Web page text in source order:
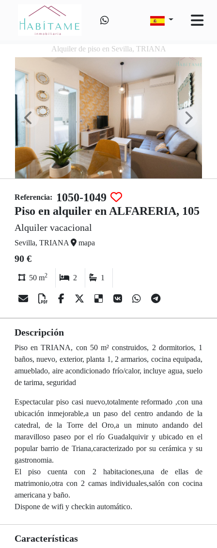
Alquiler de piso en Sevilla, TRIANA
Referencia:
1050-1049
Piso en alquiler en ALFARERIA, 105
Alquiler vacacional
Sevilla, TRIANA mapa
90 €
50 m2 2 1
Descripción
Piso en TRIANA, con 50 m² construidos, 2 dormitorios, 1
baños, nuevo, exterior, planta 1, 2 armarios, cocina equipada,
amueblado, aire acondicionado frío/calor, incluye agua, suelo
de tarima, seguridad
Espectacular piso casi nuevo,totalmente reformado ,con una
ubicación inmejorable,a un paso del centro andando de la
catedral, de la Torre del Oro,a un minuto andando del
maravilloso paseo por el río Guadalquivir y ubicado en el
popular barrio de Triana,caracterizado por su cerámica y su
gastronomia.
El piso cuenta con 2 habitaciones,una de ellas de
matrimonio,otra con 2 camas individuales,salón con cocina
americana y baño.
Dispone de wifi y checkin automático.
Características